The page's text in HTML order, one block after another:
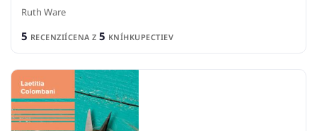
Ruth Ware
5 RECENZIÍCENA Z 5 KNÍHKUPECTIEV